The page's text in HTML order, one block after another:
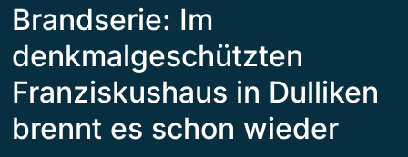
Brandserie: Im
denkmalgeschützten
Franziskushaus in Dulliken
brennt es schon wieder